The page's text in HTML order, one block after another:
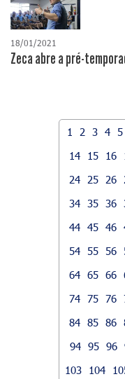
18/01/2021
Zeca abre a pré-
1 2 3 4 5
14
15 16
24
25 26
34 35 36
44 45 46
54 55 56
64 65 66
74 75 76
84 85 86
94 95 96
103
104